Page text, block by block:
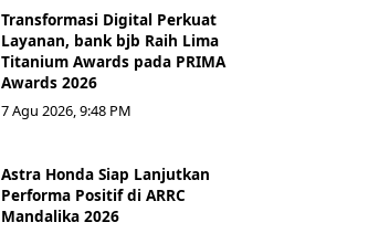
Transformasi Digital Perkuat
Layanan, bank bjb Raih Lima
Titanium Awards pada PRIMA
Awards 2026
7 Agu 2026, 9:48 PM
Astra Honda Siap Lanjutkan
Performa Positif di ARRC
Mandalika 2026